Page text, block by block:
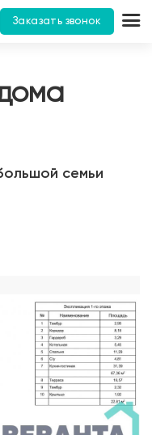
Заказать звонок
семьи